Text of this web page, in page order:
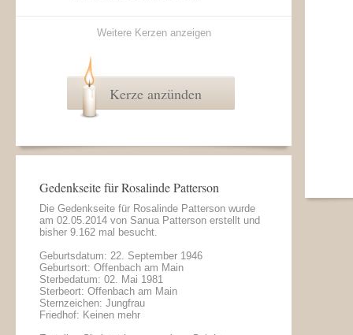
Weitere Kerzen anzeigen
Kerze anzünden
Gedenkseite für Rosalinde Patterson
Die Gedenkseite für Rosalinde Patterson wurde
am 02.05.2014 von Sanua Patterson erstellt und
bisher 9.162 mal besucht.
Geburtsdatum: 22. September 1946
Geburtsort: Offenbach am Main
Sterbedatum: 02. Mai 1981
Sterbeort: Offenbach am Main
Sternzeichen: Jungfrau
Friedhof: Keinen mehr